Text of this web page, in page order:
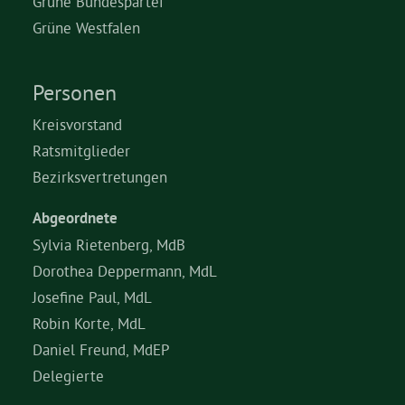
Grüne Westfalen
Personen
Kreisvorstand
Ratsmitglieder
Bezirksvertretungen
Abgeordnete
Sylvia Rietenberg, MdB
Dorothea Deppermann, MdL
Josefine Paul, MdL
Robin Korte, MdL
Daniel Freund, MdEP
Delegierte